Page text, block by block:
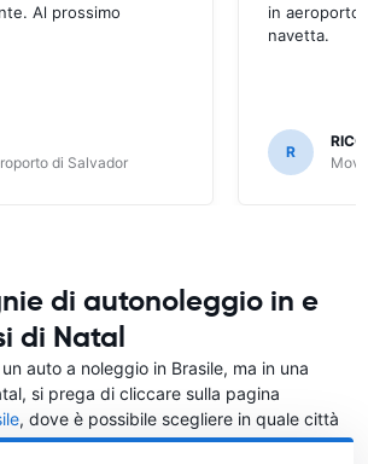
Al prossimo
di Salvador
in aeroporto
navetta.
R
di autonoleggio in e
di Natal
auto a noleggio in Brasile, ma in una
si prega di cliccare sulla pagina
, dove è possibile scegliere in quale città
l'auto.